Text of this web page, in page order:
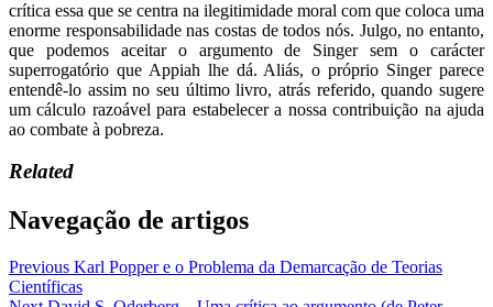
crítica essa que se centra na ilegitimidade moral com que coloca uma
enorme responsabilidade nas costas de todos nós. Julgo, no entanto,
que podemos aceitar o argumento de Singer sem o carácter
superrogatório que Appiah lhe dá. Aliás, o próprio Singer parece
entendê-lo assim no seu último livro, atrás referido, quando sugere
um cálculo razoável para estabelecer a nossa contribuição na ajuda
ao combate à pobreza.
Related
Navegação de artigos
Previous Karl Popper e o Problema da Demarcação de Teorias
Científicas